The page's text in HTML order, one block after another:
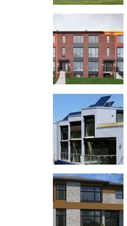
Infiltrométrie et thermographie
De Eco-Evaluation JPM inc